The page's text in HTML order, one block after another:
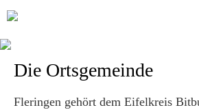
Die Ortsgemeinde
Fleringen gehört dem Eifelkreis